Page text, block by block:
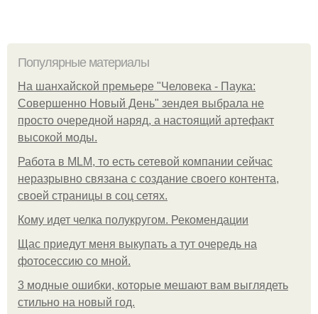
Популярные материалы
На шанхайской премьере "Человека - Паука:
Совершенно Новый День" зендея выбрала не
просто очередной наряд, а настоящий артефакт
высокой моды.
Работа в MLM, то есть сетевой компании сейчас
неразрывно связана с создание своего контента,
своей страницы в соц сетях.
Кому идет челка полукругом. Рекомендации
Щас приедут меня выкупать а тут очередь на
фотосессию со мной.
3 модные ошибки, которые мешают вам выглядеть
стильно на новый год.